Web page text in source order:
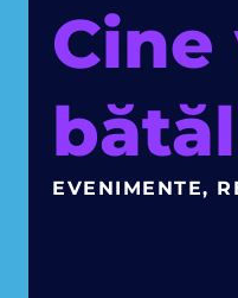
Cine
EVENIMENTE,